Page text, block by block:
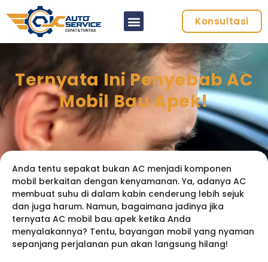
Konsultasi
Ternyata Ini Penyebab AC
Mobil Bau Apek!
Anda tentu sepakat bukan AC menjadi komponen
mobil berkaitan dengan kenyamanan. Ya, adanya AC
membuat suhu di dalam kabin cenderung lebih sejuk
dan juga harum. Namun, bagaimana jadinya jika
ternyata AC mobil bau apek ketika Anda
menyalakannya? Tentu, bayangan mobil yang nyaman
sepanjang perjalanan pun akan langsung hilang!